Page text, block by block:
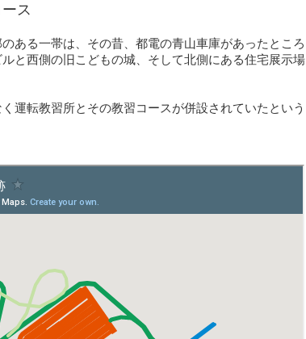
ス
ある一帯は、その昔、都電の青山車庫があったところ
と西側の旧こどもの城、そして北側にある住宅展示場
運転教習所とその教習コースが併設されていたという